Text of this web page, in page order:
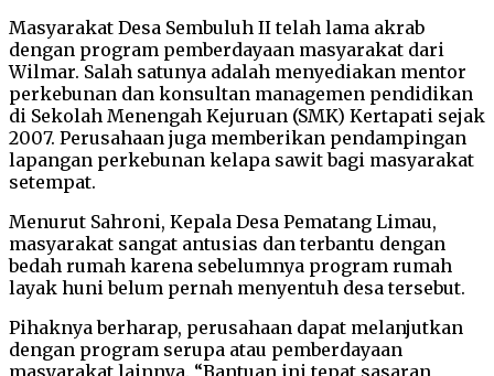
Masyarakat Desa Sembuluh II telah lama akrab
dengan program pemberdayaan masyarakat dari
Wilmar. Salah satunya adalah menyediakan mentor
perkebunan dan konsultan managemen pendidikan
di Sekolah Menengah Kejuruan (SMK) Kertapati sejak
2007. Perusahaan juga memberikan pendampingan
lapangan perkebunan kelapa sawit bagi masyarakat
setempat.
Menurut Sahroni, Kepala Desa Pematang Limau,
masyarakat sangat antusias dan terbantu dengan
bedah rumah karena sebelumnya program rumah
layak huni belum pernah menyentuh desa tersebut.
Pihaknya berharap, perusahaan dapat melanjutkan
dengan program serupa atau pemberdayaan
masyarakat lainnya. “Bantuan ini tepat sasaran